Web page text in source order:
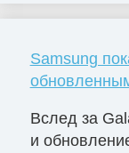
Samsung
Вслед за
и